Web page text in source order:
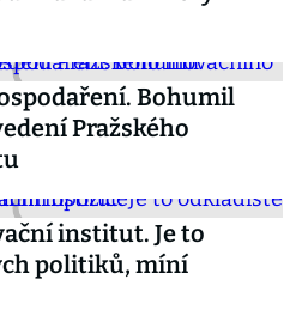
Bohumil
Pražského
institut. Je to
politiků, míní